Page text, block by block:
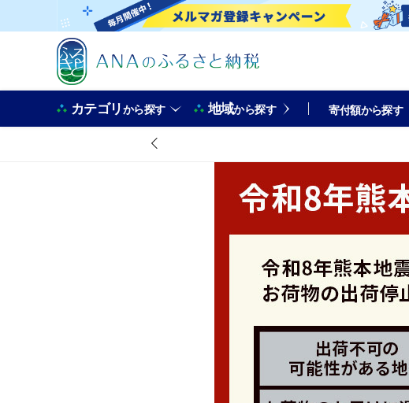
カテゴリから探す 地域から探す 寄付額から探す